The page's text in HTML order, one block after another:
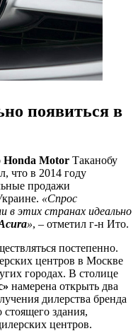
появиться в
Honda Motor Таканобу
что в 2014 году
продажи
«Спрос
в этих странах идеально
», – отметил г-н Ито.
постепенно.
центров в Москве
городах. В столице
намерена открыть два
дилерства бренда
стоящего здания,
центров.